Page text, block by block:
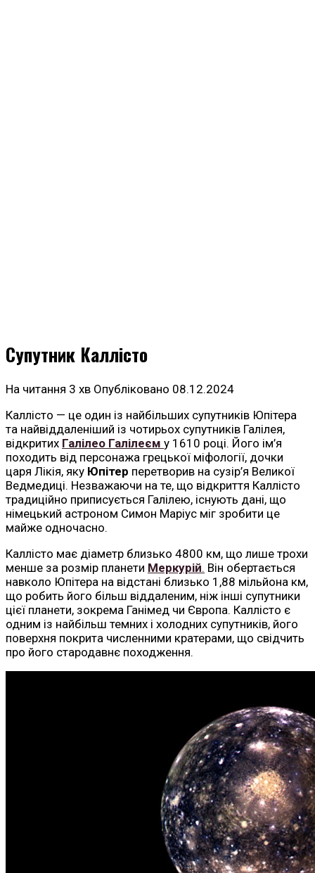
Супутник Каллісто
На читання 3 хв Опубліковано 08.12.2024
Каллісто — це один із найбільших супутників Юпітера
та найвіддаленіший із чотирьох супутників Галілея,
відкритих Галілео Галілеєм у 1610 році. Його ім’я
походить від персонажа грецької міфології, дочки
царя Лікія, яку Юпітер перетворив на сузір’я Великої
Ведмедиці. Незважаючи на те, що відкриття Каллісто
традиційно приписується Галілею, існують дані, що
німецький астроном Симон Маріус міг зробити це
майже одночасно.
Каллісто має діаметр близько 4800 км, що лише трохи
менше за розмір планети Меркурій. Він обертається
навколо Юпітера на відстані близько 1,88 мільйона км,
що робить його більш віддаленим, ніж інші супутники
цієї планети, зокрема Ганімед чи Європа. Каллісто є
одним із найбільш темних і холодних супутників, його
поверхня покрита численними кратерами, що свідчить
про його стародавнє походження.